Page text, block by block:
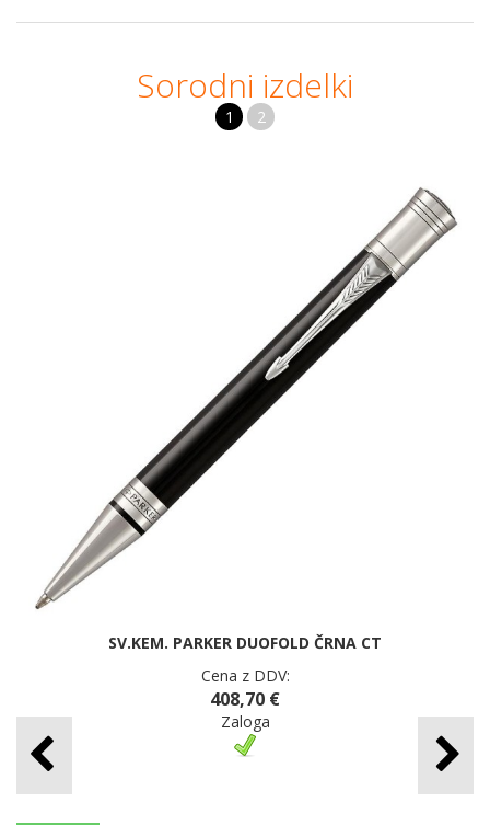
Sorodni izdelki
1 2
SV.KEM. PARKER DUOFOLD ČRNA CT
Cena z DDV:
408,70 €
Zaloga